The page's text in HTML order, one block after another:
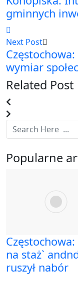
gminnych
Next Post
wymiar
Related Post
Popularne
Częstochowa:
na staż`
ruszył nabór